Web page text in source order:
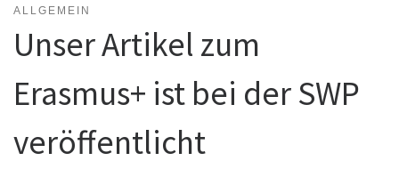
ALLGEMEIN
Unser Artikel zum
Erasmus+ ist bei der SWP
veröffentlicht